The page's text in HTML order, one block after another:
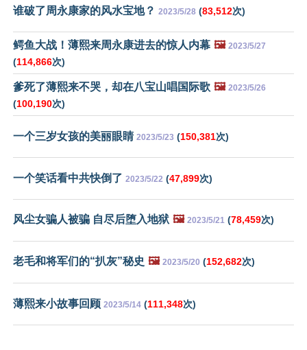
谁破了周永康家的风水宝地？ 2023/5/28 (83,512次)
鳄鱼大战！薄熙来周永康进去的惊人内幕 🖼️ 2023/5/27
(114,866次)
爹死了薄熙来不哭，却在八宝山唱国际歌 🖼️ 2023/5/26
(100,190次)
一个三岁女孩的美丽眼睛 2023/5/23 (150,381次)
一个笑话看中共快倒了 2023/5/22 (47,899次)
风尘女骗人被骗 自尽后堕入地狱 🖼️ 2023/5/21 (78,459次)
老毛和将军们的“扒灰”秘史 🖼️ 2023/5/20 (152,682次)
薄熙来小故事回顾 2023/5/14 (111,348次)